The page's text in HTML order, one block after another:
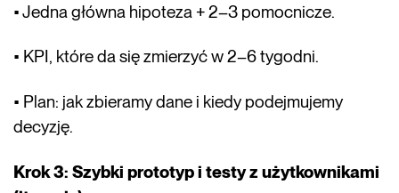
• Jedna główna hipoteza + 2–3 pomocnicze.
• KPI, które da się zmierzyć w 2–6 tygodni.
• Plan: jak zbieramy dane i kiedy podejmujemy
decyzję.
Krok 3: Szybki prototyp i testy z użytkownikami